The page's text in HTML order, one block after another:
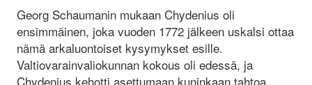
Georg Schaumanin mukaan Chydenius oli
ensimmäinen, joka vuoden 1772 jälkeen uskalsi ottaa
nämä arkaluontoiset kysymykset esille.
Valtiovarainvaliokunnan kokous oli edessä, ja
Chydenius kehotti asettumaan kuninkaan tahtoa